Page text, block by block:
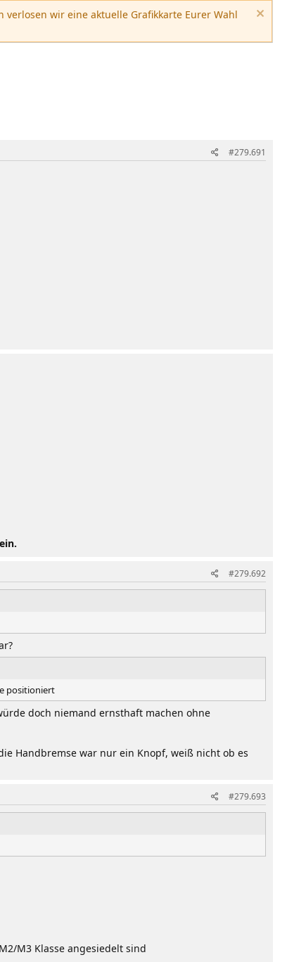
wir eine aktuelle Grafikkarte Eurer Wahl
#279.691
#279.692
positioniert
doch niemand ernsthaft machen ohne
Handbremse war nur ein Knopf, weiß nicht ob es
#279.693
M3 Klasse angesiedelt sind